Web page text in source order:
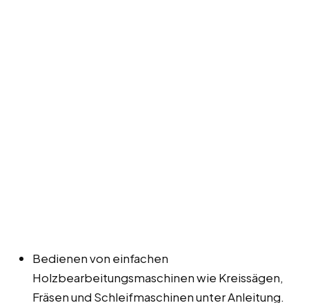
Bedienen von einfachen
Holzbearbeitungsmaschinen wie Kreissägen,
Fräsen und Schleifmaschinen unter Anleitung.